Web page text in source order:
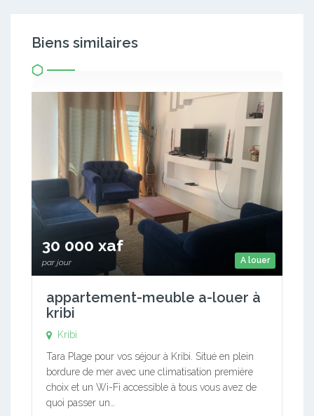
Biens similaires
A louer
30 000 xaf
par jour
appartement-meuble a-louer à
kribi
Kribi
Tara Plage pour vos séjour à Kribi. Situé en plein
bordure de mer avec une climatisation première
choix et un Wi-Fi accessible à tous vous avez de
quoi passer un…